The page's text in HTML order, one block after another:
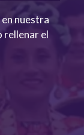
nuestra
rellenar el